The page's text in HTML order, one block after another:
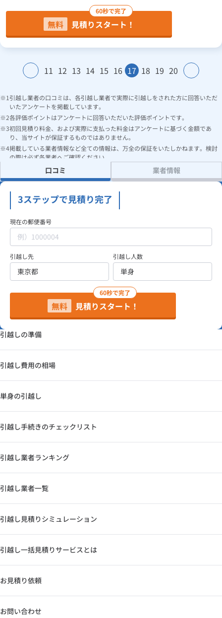
60秒で完了
無料 見積りスタート！
11 12 13 14 15 16 17 18 19 20
引越し業者の口コミは、各引越し業者で実際に引越しをされた方に回答いただ
いたアンケートを掲載しています。
各評価ポイントはアンケートに回答いただいた評価ポイントです。
初回見積り料金、および実際に支払った料金はアンケートに基づく金額であ
り、当サイトが保証するものではありません。
掲載している業者情報など全ての情報は、万全の保証をいたしかねます。検討
の際は必ず各業者へご確認ください。
口コミ 業者情報
3ステップで見積り完了
現在の郵便番号
引越し先 引越し人数
60秒で完了
無料 見積りスタート！
引越しの準備
引越し費用の相場
単身の引越し
引越し手続きのチェックリスト
引越し業者ランキング
引越し業者一覧
引越し見積りシミュレーション
引越し一括見積りサービスとは
お見積り依頼
お問い合わせ